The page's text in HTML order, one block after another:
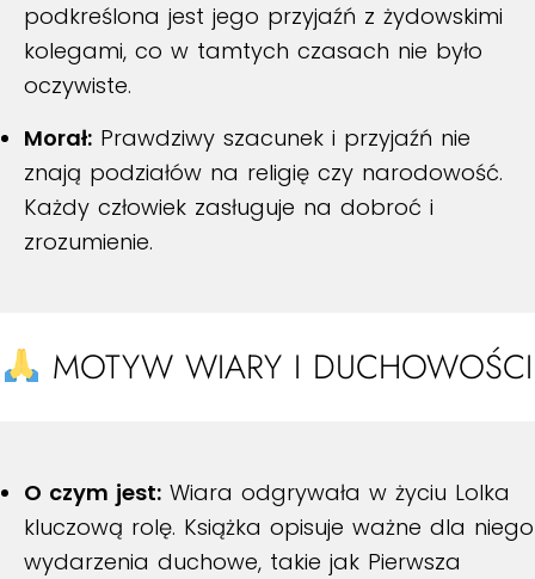
podkreślona jest jego przyjaźń z żydowskimi
kolegami, co w tamtych czasach nie było
oczywiste.
Morał: Prawdziwy szacunek i przyjaźń nie
znają podziałów na religię czy narodowość.
Każdy człowiek zasługuje na dobroć i
zrozumienie.
MOTYW WIARY I DUCHOWOŚCI
O czym jest: Wiara odgrywała w życiu Lolka
kluczową rolę. Książka opisuje ważne dla niego
wydarzenia duchowe, takie jak Pierwsza